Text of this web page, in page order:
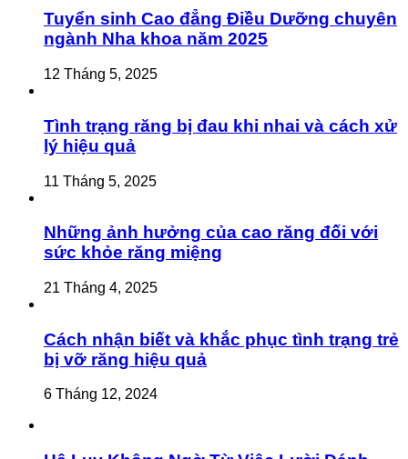
Tuyển sinh Cao đẳng Điều Dưỡng chuyên
ngành Nha khoa năm 2025
12 Tháng 5, 2025
Tình trạng răng bị đau khi nhai và cách xử
lý hiệu quả
11 Tháng 5, 2025
Những ảnh hưởng của cao răng đối với
sức khỏe răng miệng
21 Tháng 4, 2025
Cách nhận biết và khắc phục tình trạng trẻ
bị vỡ răng hiệu quả
6 Tháng 12, 2024